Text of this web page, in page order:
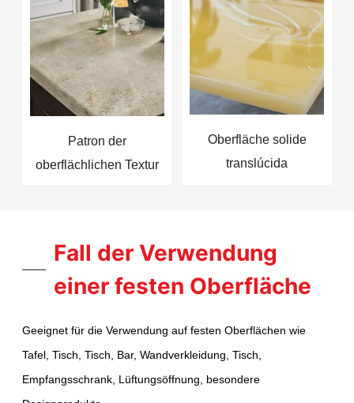
Patron der
oberflächlichen Textur
Oberfläche solide
translúcida
Fall der Verwendung
einer festen Oberfläche
Geeignet für die Verwendung auf festen Oberflächen wie
Tafel, Tisch, Tisch, Bar, Wandverkleidung, Tisch,
Empfangsschrank, Lüftungsöffnung, besondere